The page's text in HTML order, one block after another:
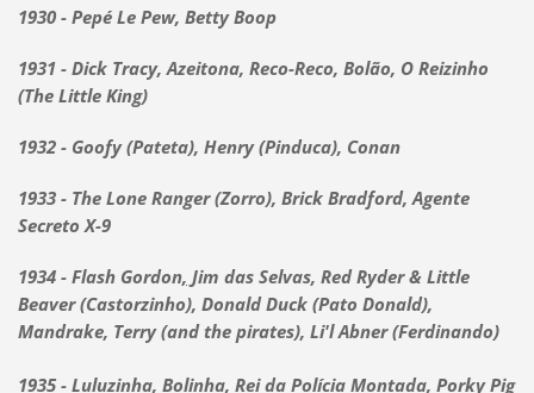
1930 - Pepé Le Pew, Betty Boop
1931 - Dick Tracy, Azeitona, Reco-Reco, Bolão, O Reizinho
(The Little King)
1932 - Goofy (Pateta), Henry (Pinduca), Conan
1933 - The Lone Ranger (Zorro), Brick Bradford, Agente
Secreto X-9
1934 - Flash Gordon, Jim das Selvas, Red Ryder & Little
Beaver (Castorzinho), Donald Duck (Pato Donald),
Mandrake, Terry (and the pirates), Li'l Abner (Ferdinando)
1935 - Luluzinha, Bolinha, Rei da Polícia Montada, Porky Pig